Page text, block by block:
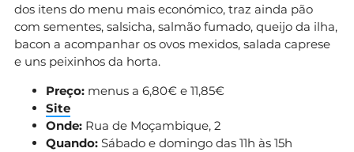
dos itens do menu mais económico, traz ainda pão
com sementes, salsicha, salmão fumado, queijo da ilha,
bacon a acompanhar os ovos mexidos, salada caprese
e uns peixinhos da horta.
Preço: menus a 6,80€ e 11,85€
Site
Onde: Rua de Moçambique, 2
Quando: Sábado e domingo das 11h às 15h